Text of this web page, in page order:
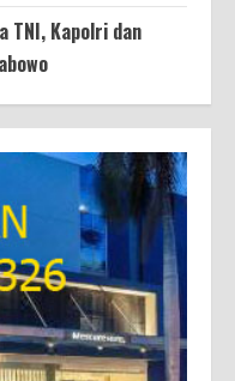
TNI, Kapolri dan